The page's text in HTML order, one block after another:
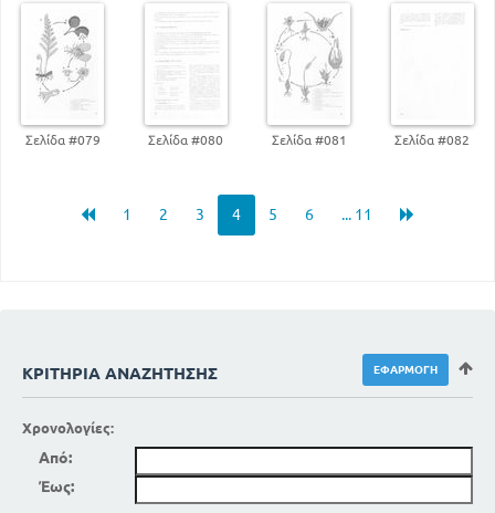
Σελίδα #079 Σελίδα #080 Σελίδα #081 Σελίδα #082
1 2 3 4 5 6 ... 11
ΚΡΙΤΉΡΙΑ ΑΝΑΖΉΤΗΣΗΣ
Χρονολογίες:
Από:
Έως: